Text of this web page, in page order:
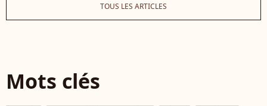
TOUS LES ARTICLES
Mots clés